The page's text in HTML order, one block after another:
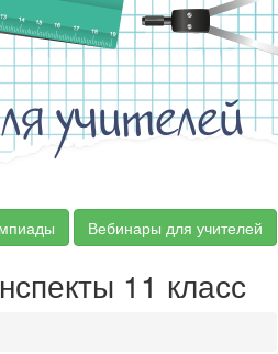
учителей
Вебинары для учителей
11 класс